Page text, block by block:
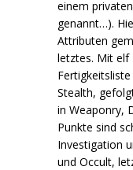
einem
genannt…).
Attributen
letztes. Mit elf
Stealth,
in Weaponry,
Punkte sind
Investigation
und Occult,